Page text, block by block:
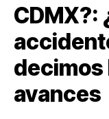
CDMX?:
decimos
avances